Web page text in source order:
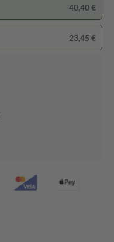
40,40 €
23,45 €